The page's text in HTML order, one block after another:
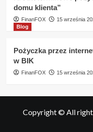
domu klienta”
FinanFOX
15 września
Blog
Pożyczka przez
w BIK
FinanFOX 15 września
Copyright © All